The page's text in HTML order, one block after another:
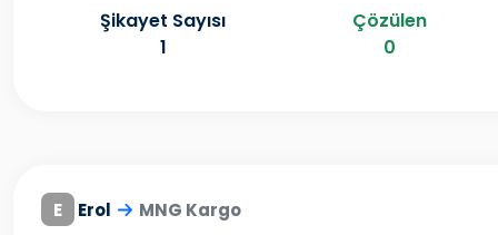
Şikayet Sayısı
1
Çözülen
0
E Erol MNG Kargo